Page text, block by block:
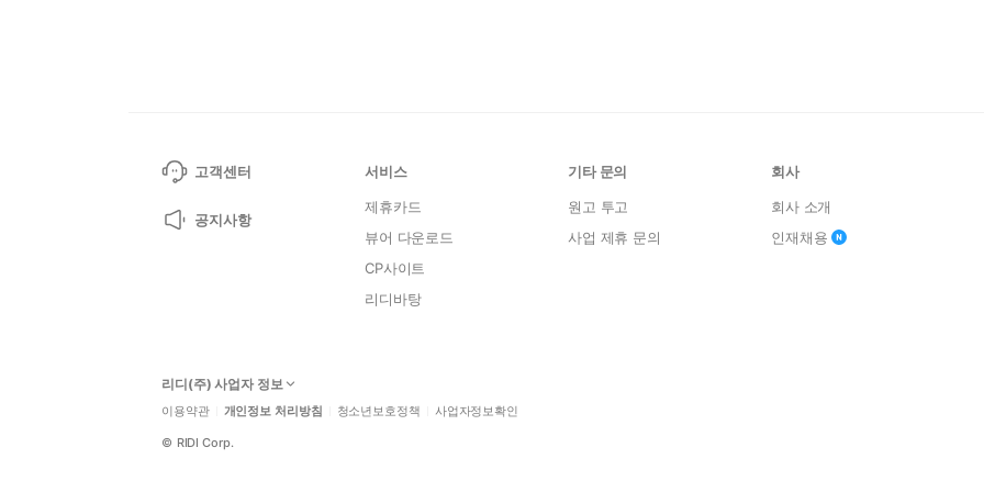
고객센터
공지사항
서비스
제휴카드
뷰어 다운로드
CP사이트
리디바탕
기타 문의
원고 투고
사업 제휴 문의
회사
회사 소개
인재채용
리디(주) 사업자 정보
이용약관 개인정보 처리방침 청소년보호정책 사업자정보확인
© RIDI Corp.